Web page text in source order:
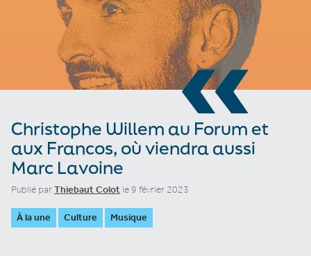
«
Christophe Willem au Forum et
aux Francos, où viendra aussi
Marc Lavoine
Publié parThiebaut Colot le 9 février 2023
À la une Culture Musique